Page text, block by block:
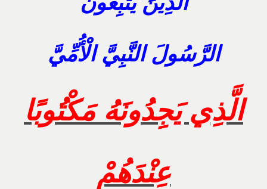
الرَّسُولَ النَّبِيَّ الْأُمِّيَّ
الَّذِي يَجِدُونَهُ مَكْتُوبًا
عِنْدَهُمْ